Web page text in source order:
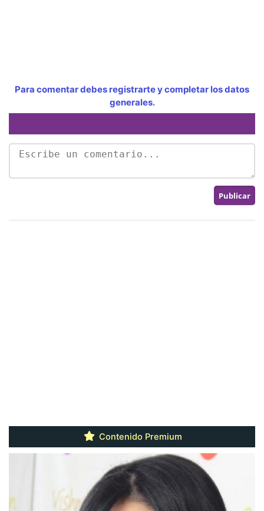
Para comentar debes registrarte y completar los datos
generales.
Contenido Premium